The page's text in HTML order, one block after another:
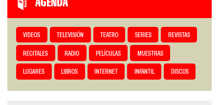
VIDEOS TELEVISIÓN TEATRO SERIES REVISTAS
RECITALES RADIO PELÍCULAS MUESTRAS
LUGARES LIBROS INTERNET INFANTIL DISCOS